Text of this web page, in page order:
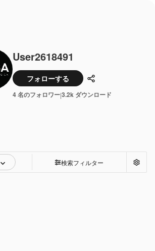
User2618491
フォローする 共有
4 名のフォロワー|3.2k ダウンロード
検索フィルター